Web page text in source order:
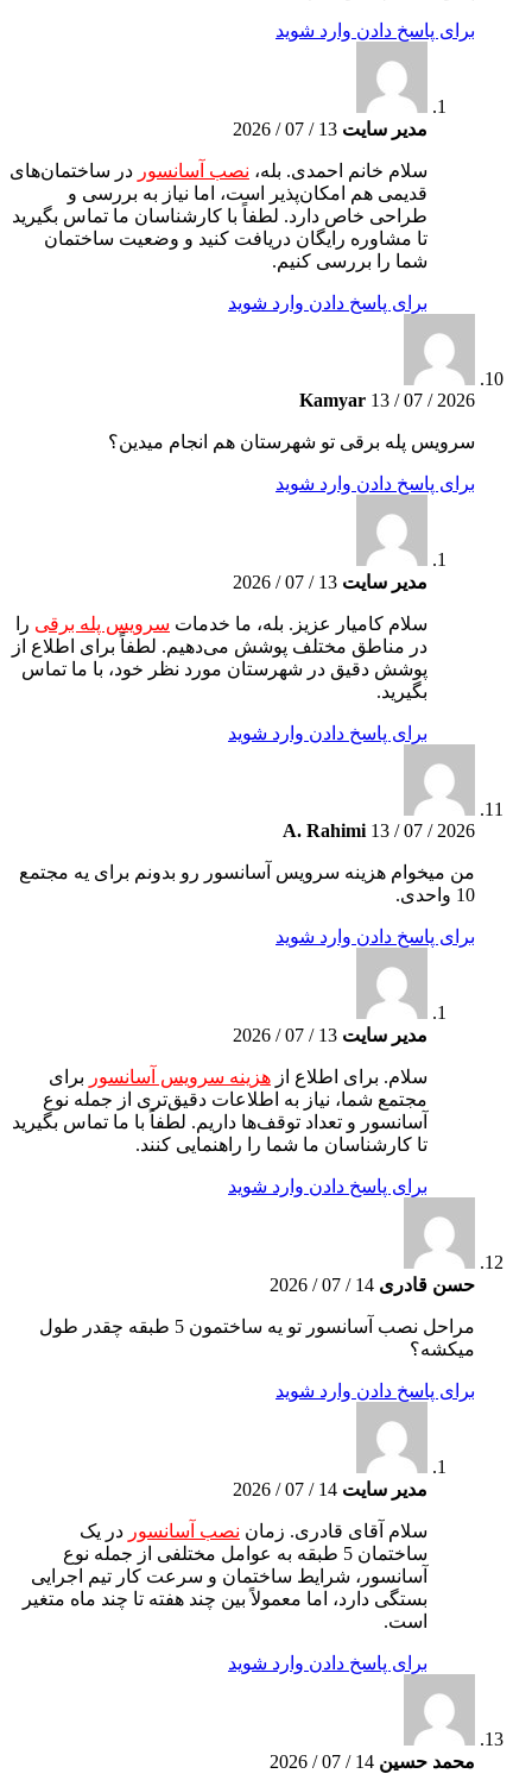
برای پاسخ دادن وارد شوید
مدیر سایت 13 / 07 / 2026
سلام خانم احمدی. بله، نصب آسانسور در ساختمان‌های
قدیمی هم امکان‌پذیر است، اما نیاز به بررسی و
طراحی خاص دارد. لطفاً با کارشناسان ما تماس بگیرید
تا مشاوره رایگان دریافت کنید و وضعیت ساختمان
شما را بررسی کنیم.
برای پاسخ دادن وارد شوید
Kamyar 13 / 07 / 2026
سرویس پله برقی تو شهرستان هم انجام میدین؟
برای پاسخ دادن وارد شوید
مدیر سایت 13 / 07 / 2026
سلام کامیار عزیز. بله، ما خدمات سرویس پله برقی را
در مناطق مختلف پوشش می‌دهیم. لطفاً برای اطلاع از
پوشش دقیق در شهرستان مورد نظر خود، با ما تماس
بگیرید.
برای پاسخ دادن وارد شوید
A. Rahimi 13 / 07 / 2026
من میخوام هزینه سرویس آسانسور رو بدونم برای یه مجتمع
10 واحدی.
برای پاسخ دادن وارد شوید
مدیر سایت 13 / 07 / 2026
سلام. برای اطلاع از هزینه سرویس آسانسور برای
مجتمع شما، نیاز به اطلاعات دقیق‌تری از جمله نوع
آسانسور و تعداد توقف‌ها داریم. لطفاً با ما تماس بگیرید
تا کارشناسان ما شما را راهنمایی کنند.
برای پاسخ دادن وارد شوید
حسن قادری 14 / 07 / 2026
مراحل نصب آسانسور تو یه ساختمون 5 طبقه چقدر طول
میکشه؟
برای پاسخ دادن وارد شوید
مدیر سایت 14 / 07 / 2026
سلام آقای قادری. زمان نصب آسانسور در یک
ساختمان 5 طبقه به عوامل مختلفی از جمله نوع
آسانسور، شرایط ساختمان و سرعت کار تیم اجرایی
بستگی دارد، اما معمولاً بین چند هفته تا چند ماه متغیر
است.
برای پاسخ دادن وارد شوید
محمد حسین 14 / 07 / 2026